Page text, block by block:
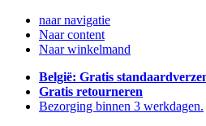
naar navigatie
Naar content
Naar winkelmand
België: Gratis
Gratis retourneren
Bezorging binnen 3 werkdagen.